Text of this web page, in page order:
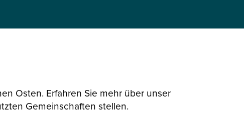
Osten. Erfahren Sie mehr über unser
Gemeinschaften stellen.